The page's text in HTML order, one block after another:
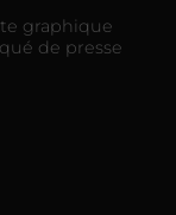
graphique
de presse